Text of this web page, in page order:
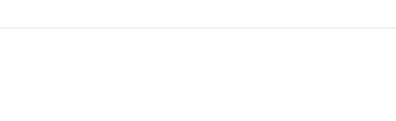
Quantité par boîte